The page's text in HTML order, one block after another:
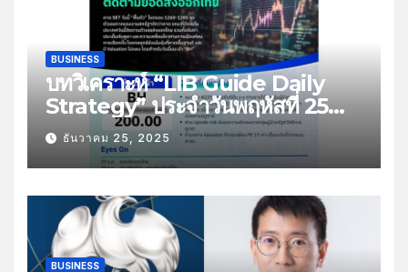
BUSINESS
บทวิเคราะห์ “LIB Guide Daily
Strategy” ประจำวันพฤหัสที่ 25
ธันวาคม 2568 หัวข้อ “ติดตามยอด
ส่งออกไทย”
ธันวาคม 25, 2025
BUSINESS